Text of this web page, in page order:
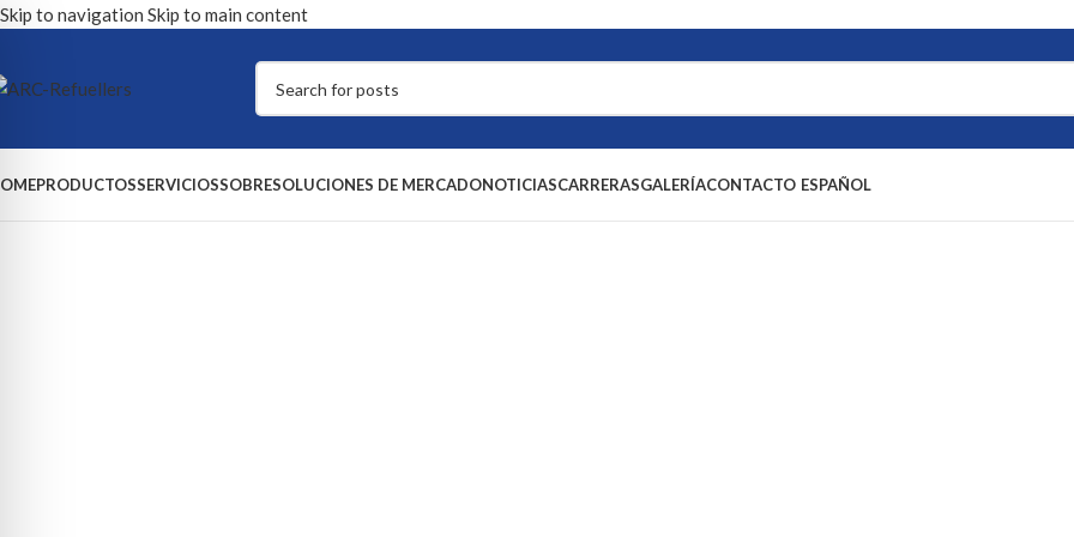
Skip to navigation Skip to main content
PRODUCTOSSERVICIOSSOBRESOLUCIONES DE MERCADONOTICIASCARRERASGALERÍACONTACTO ESPAÑOL